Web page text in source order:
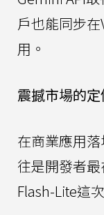
戶也能同步
用。
震撼市場的
在商業應用
往是開發者
Flash-Lite這